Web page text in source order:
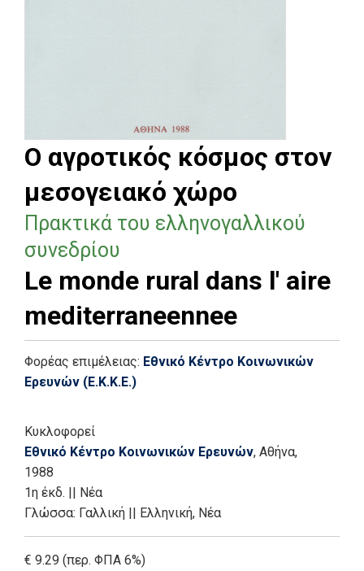
Ο αγροτικός κόσμος στον
μεσογειακό χώρο
Πρακτικά του ελληνογαλλικού
συνεδρίου
Le monde rural dans l' aire
mediterraneennee
Φορέας επιμέλειας: Εθνικό Κέντρο Κοινωνικών
Ερευνών (Ε.Κ.Κ.Ε.)
Κυκλοφορεί
Εθνικό Κέντρο Κοινωνικών Ερευνών, Αθήνα,
1988
1η έκδ. || Νέα
Γλώσσα: Γαλλική || Ελληνική, Νέα
€ 9.29 (περ. ΦΠΑ 6%)